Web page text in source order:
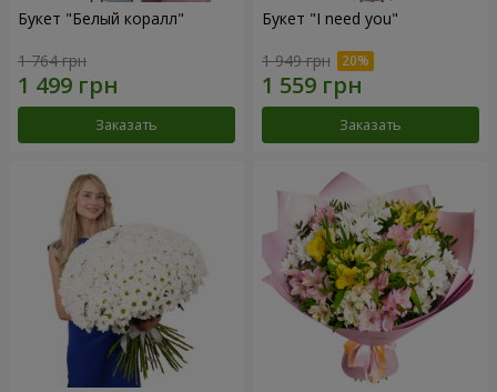
Букет "Белый коралл"
1 764 грн
Заказать
Букет "I need you"
1 949 грн
Заказать